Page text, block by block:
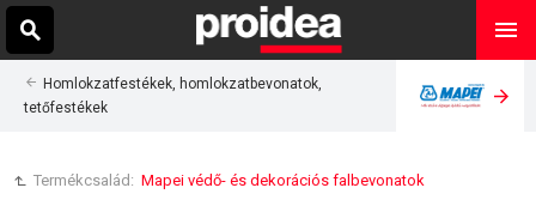
Homlokzatfestékek, homlokzatbevonatok,
tetőfestékek
Termékcsalád: Mapei védő- és dekorációs falbevonatok